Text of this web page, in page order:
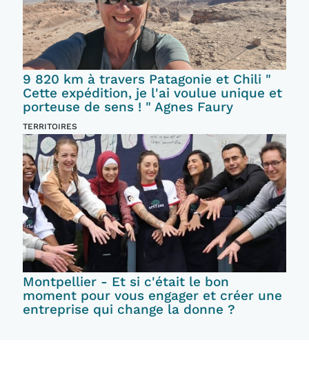
9 820 km à travers Patagonie et Chili "
Cette expédition, je l'ai voulue unique et
porteuse de sens ! " Agnes Faury
TERRITOIRES
Montpellier - Et si c'était le bon
moment pour vous engager et créer une
entreprise qui change la donne ?